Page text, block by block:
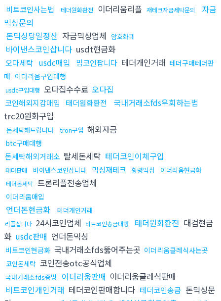
비트코인사는법 테더원화환전 이더리움리플 재테크자금세탁문의
자금
믹싱문의
돈믹싱당일정산 자금믹싱업체 암호화폐
바이낸스코인삽니다 usdt현금화
오다세탁 usdc매입 밈코인팝니다 테더개인거래 테더구매테더판
매 이더리움구입대행
usdc구입대행 오다집수수료 오다집
코인해외지갑매입 태더원화환전
국내거래소fds우회하는법
trc20원화구입
돈세탁해드립니다 tron구입 해외자금
btc구매대행
돈세탁해외거래소 탈세돈세탁 테더코인이체구입
테더판매 바이낸스코인삽니다 믹싱재테크 횡령믹싱 이더리움현금화
테더돈세탁 트론리플전송업체
이더리움매입
언더돈현금화 테더개인거래
리플삽니다 24시코인업체 비트코인송금대행 태더원화환전 대검현금
화 usdc판매 언더돈믹싱
비트코인현금화 국내거래소fds뚫어주는곳 이더리움클레식사는곳
코인돈세탁 코인전송otc공식업체
국내거래소fds증빙 이더리움판매 이더리움클레식판매
비트코인개인거래 테더코인판매합니다 테더코인송금 돈믹싱문